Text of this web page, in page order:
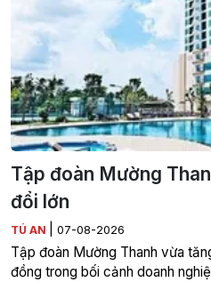
Tập đoàn Mường
đổi lớn
TÚ AN 07-08-2026
Tập đoàn Mường Thanh vừa
đồng trong bối cảnh doanh